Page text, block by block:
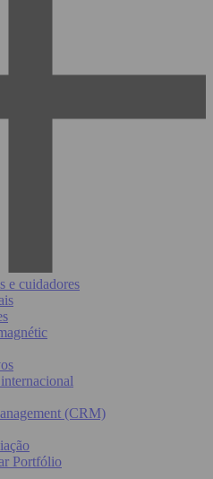
e cuidadores
(CRM)
Portfólio